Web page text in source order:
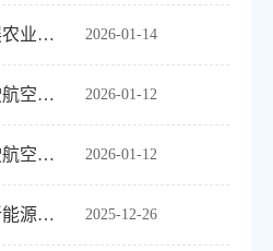
2026-01-14
机器人工程教研室开展农业智能装备应用调研实践活动
2026-01-12
机电工程学院无人驾驶航空器系统工程教研室教师专业培训讲座
2026-01-12
机电工程学院无人驾驶航空器系统工程教研室召开青年教师培训会
2025-12-26
新能源材料与器件、新能源科学与工程共同举行2025年度教研室年终总结述职评议会